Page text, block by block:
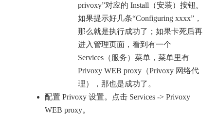
privoxy”对应的 Install（安装）按钮。
如果提示好几条“Configuring xxxx”，
那么就是执行成功了；如果卡死后再
进入管理页面，看到有一个
Services（服务）菜单，菜单里有
Privoxy WEB proxy（Privoxy 网络代
理），那也是成功了。
配置 Privoxy 设置。点击 Services -> Privoxy
WEB proxy。